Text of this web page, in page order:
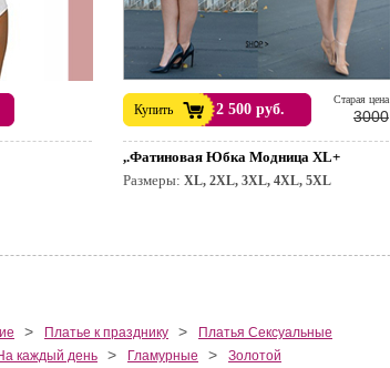
,.Фатиновая Юбка Модница XL+
Размеры: XL, 2XL, 3XL, 4XL, 5XL
Купить 2 500 руб.
Cтарая цена
3000
> Платье к празднику > Платья Сексуальные
каждый день > Гламурные > Золотой